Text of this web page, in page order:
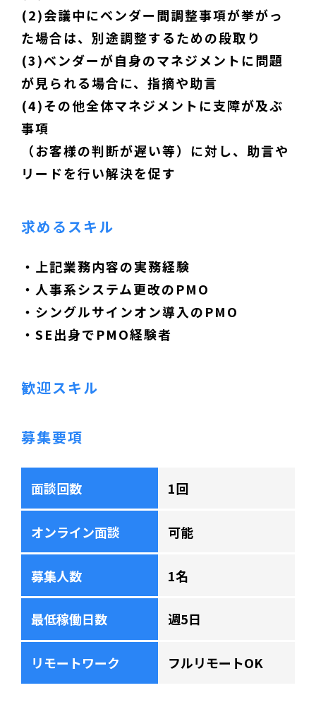
(2)会議中にベンダー間調整事項が挙がっ
た場合は、別途調整するための段取り
(3)ベンダーが自身のマネジメントに問題
が見られる場合に、指摘や助言
(4)その他全体マネジメントに支障が及ぶ
事項
（お客様の判断が遅い等）に対し、助言や
リードを行い解決を促す
求めるスキル
・上記業務内容の実務経験
・人事系システム更改のPMO
・シングルサインオン導入のPMO
・SE出身でPMO経験者
歓迎スキル
募集要項
面談回数 1回
オンライン面談 可能
募集人数 1名
最低稼働日数 週5日
リモートワーク フルリモートOK